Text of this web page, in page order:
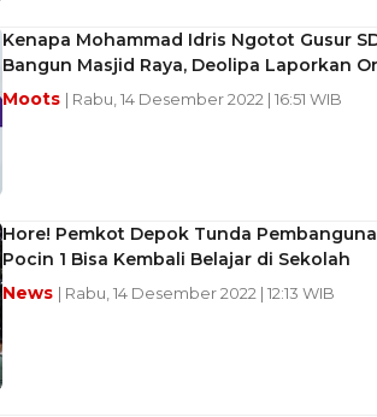
Kenapa Mohammad Idris Ngotot Gusur
Bangun Masjid Raya, Deolipa Laporkan
Moots | Rabu, 14 Desember 2022 | 16:51 WIB
Hore! Pemkot Depok Tunda
Pocin 1 Bisa Kembali Belajar di Sekolah
News | Rabu, 14 Desember 2022 | 12:13 WIB